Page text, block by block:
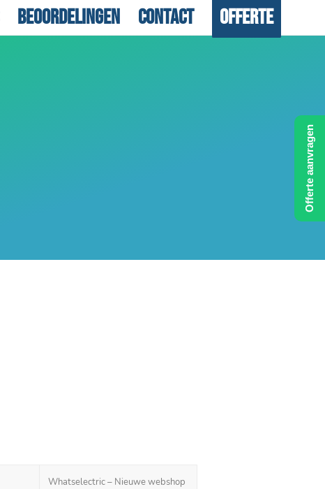
Beoordelingen Contact Offerte
Whatselectric – Nieuwe webshop
Offerte aanvragen